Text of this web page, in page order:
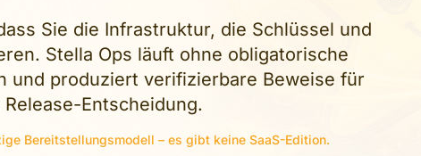
Sie die Infrastruktur, die Schlüssel und
Stella Ops läuft ohne obligatorische
und produziert verifizierbare Beweise für
Release-Entscheidung.
Bereitstellungsmodell – es gibt keine SaaS-Edition.